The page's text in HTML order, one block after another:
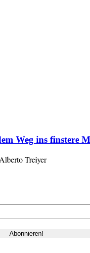
Weg ins finstere
Treiyer